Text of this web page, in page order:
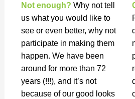
Not enough? Why not tell
us what you would like to
see or even better, why not
participate in making them
happen. We have been
around for more than 72
years (!!!), and it’s not
because of our good looks